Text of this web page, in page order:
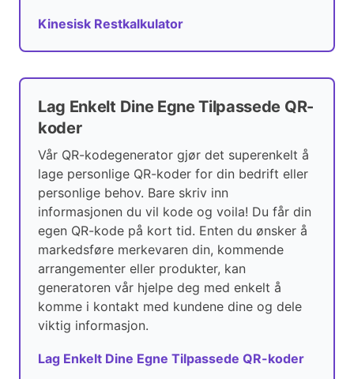
Kinesisk Restkalkulator
Lag Enkelt Dine Egne Tilpassede QR-
koder
Vår QR-kodegenerator gjør det superenkelt å
lage personlige QR-koder for din bedrift eller
personlige behov. Bare skriv inn
informasjonen du vil kode og voila! Du får din
egen QR-kode på kort tid. Enten du ønsker å
markedsføre merkevaren din, kommende
arrangementer eller produkter, kan
generatoren vår hjelpe deg med enkelt å
komme i kontakt med kundene dine og dele
viktig informasjon.
Lag Enkelt Dine Egne Tilpassede QR-koder